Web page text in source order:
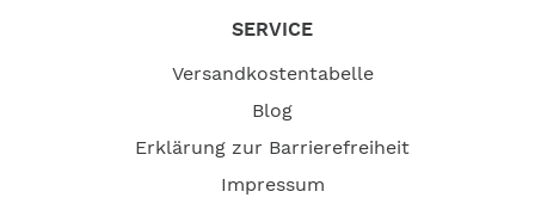
SERVICE
Versandkostentabelle
Blog
Erklärung zur Barrierefreiheit
Impressum